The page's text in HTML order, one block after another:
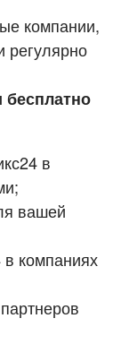
компании,
регулярно
бесплатно
в
вашей
компаниях